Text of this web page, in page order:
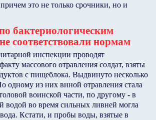
это не только срочники, но и
бактериологическим
соответствовали нормам
инспекции проводят
массового отравления солдат, взяты
с пищеблока. Выдвинуто несколько
одному из них виной отравления стала
воинской части, по другому - в
водой во время сильных ливней могла
Кстати, и пробы воды, взятые в